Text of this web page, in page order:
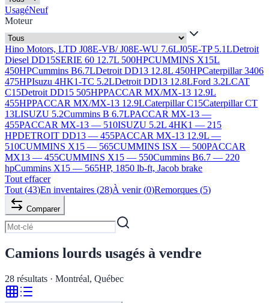
UsagéNeuf
Moteur
Hino Motors, LTD J08E-VB/ J08E-WU 7.6LJ05E-TP 5.1LDetroit
Diesel DD15SERIE 60 12.7L 500HPCUMMINS X15L
450HPCummins B6.7LDetroit DD13 12.8L 450HPCaterpillar 3406
475HPIsuzu 4HK1-TC 5.2LDetroit DD13 12.8LFord 3.2LCAT
C15Detroit DD15 505HPPACCAR MX/MX-13 12.9L
455HPPACCAR MX/MX-13 12.9LCaterpillar C15Caterpillar CT
13LISUZU 5.2Cummins B 6.7LPACCAR MX-13 —
455PACCAR MX-13 — 510ISUZU 5.2L 4HK1 — 215
HPDETROIT DD13 — 455PACCAR MX-13 12.9L —
510CUMMINS X15 — 565CUMMINS ISX — 500PACCAR
MX13 — 455CUMMINS X15 — 550Cummins B6.7 — 220
hpCummins X15 — 565HP, 1850 lb-ft, Jacob brake
Tout effacer
Tout (43)En inventaires (28)À venir (0)Remorques (5)
Comparer
Camions lourds usagés à vendre
28 résultats · Montréal, Québec